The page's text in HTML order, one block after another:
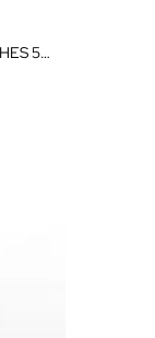
VINOPERFECT CRÈME MAINS ANTI-TACHES 50ML